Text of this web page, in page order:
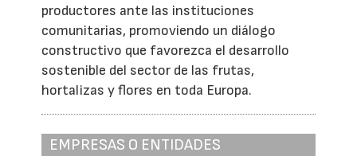
productores ante las instituciones
comunitarias, promoviendo un diálogo
constructivo que favorezca el desarrollo
sostenible del sector de las frutas,
hortalizas y flores en toda Europa.
EMPRESAS O ENTIDADES